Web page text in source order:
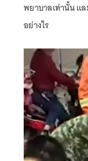
พยาบาลเท่านั้น แ
อย่างไร